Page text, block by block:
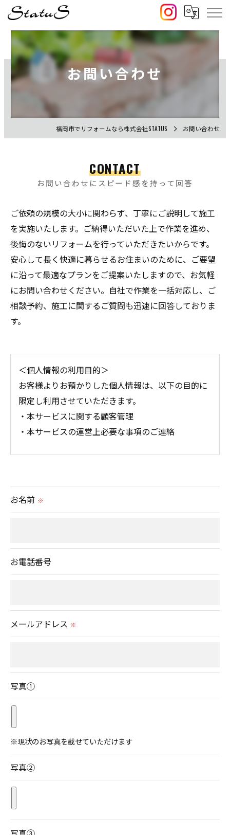
お問い合わせ
福岡市でリフォームなら株式会社STATUS お問い合わせ
お問い合わせにスピード感を持って回答
CONTACT
ご依頼の規模の大小に関わらず、丁寧にご説明して施工
を実施いたします。ご納得いただいた上で作業を進め、
後悔のないリフォームを行っていただきたいからです。
安心して長く快適に暮らせるお住まいのために、ご要望
に沿って最適なプランをご提案いたしますので、お気軽
にお問い合わせください。自社で作業を一括対応し、ご
相談予約、施工に関するご質問も迅速に回答しておりま
す。
＜個人情報の利用目的＞
お客様よりお預かりした個人情報は、以下の目的に
限定し利用させていただきます。
・本サービスに関する顧客管理
・本サービスの運営上必要な事項のご連絡
られた場合を除き、
当社では、利用目的の達成に必要な範囲において、
のサービスをご提供できない場合がございますので
予めご了承ください。
当社では、お客様の個人情報の開示･訂正･削除・利
用停止の手続を定めさせて頂いております。
お名前 ※
お電話番号
メールアドレス ※
写真①
写真②